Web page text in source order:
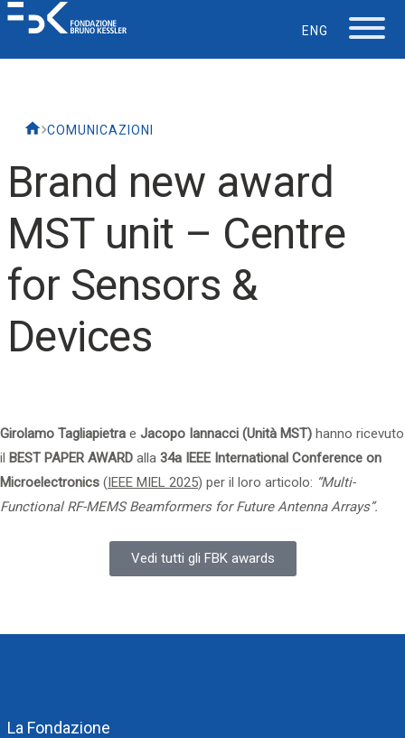
ENG
La vita in FBK
Servizio IT
COMUNICAZIONI
Brand new award
MST unit – Centre
for Sensors &
Devices
Girolamo Tagliapietra e Jacopo Iannacci (Unità MST) hanno ricevuto
il BEST PAPER AWARD alla 34a IEEE International Conference on
Microelectronics (IEEE MIEL 2025) per il loro articolo: “Multi-
Functional RF-MEMS Beamformers for Future Antenna Arrays”.
Vedi tutti gli FBK awards
La Fondazione